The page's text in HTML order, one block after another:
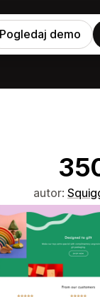
Pogledaj demo
autor: